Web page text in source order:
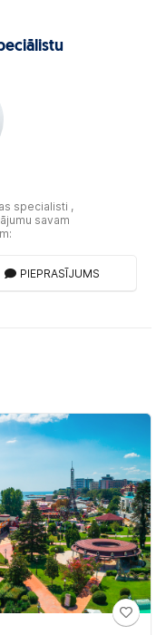
specialisti ,
savam
PIEPRASĪJUMS